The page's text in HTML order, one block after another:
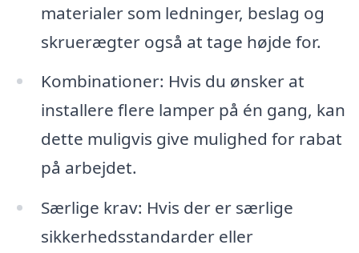
materialer som ledninger, beslag og
skruerægter også at tage højde for.
Kombinationer: Hvis du ønsker at
installere flere lamper på én gang, kan
dette muligvis give mulighed for rabat
på arbejdet.
Særlige krav: Hvis der er særlige
sikkerhedsstandarder eller